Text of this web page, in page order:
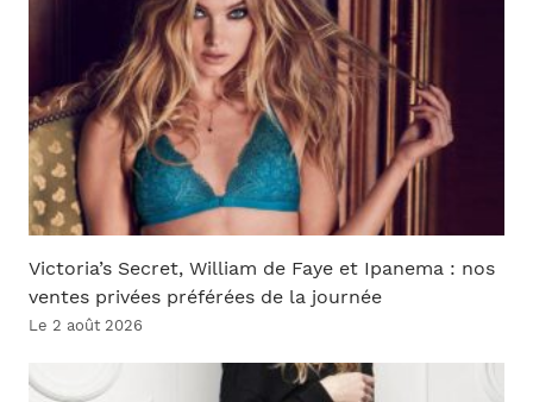
Victoria’s Secret, William de Faye et Ipanema : nos
ventes privées préférées de la journée
Le 2 août 2026